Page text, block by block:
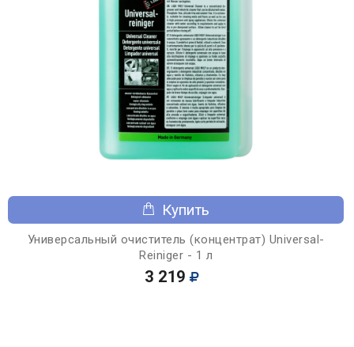
Купить
Универсальный очиститель (концентрат) Universal-
Reiniger - 1 л
3 219